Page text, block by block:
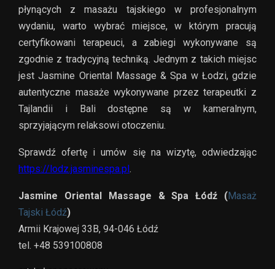
płynących z masażu tajskiego w profesjonalnym
wydaniu, warto wybrać miejsce, w którym pracują
certyfikowani terapeuci, a zabiegi wykonywane są
zgodnie z tradycyjną techniką. Jednym z takich miejsc
jest Jasmine Oriental Massage & Spa w Łodzi, gdzie
autentyczne masaże wykonywane przez terapeutki z
Tajlandii i Bali dostępne są w kameralnym,
sprzyjającym relaksowi otoczeniu.
Sprawdź ofertę i umów się na wizytę, odwiedzając
https://lodz.jasminespa.pl .
Jasmine Oriental Massage & Spa Łódź (Masaż
Tajski Łódź)
Armii Krajowej 33B, 94-046 Łódź
tel. +48 539100808